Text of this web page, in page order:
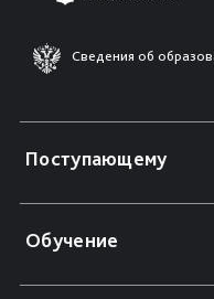
Сведения об
Поступающему
Обучение